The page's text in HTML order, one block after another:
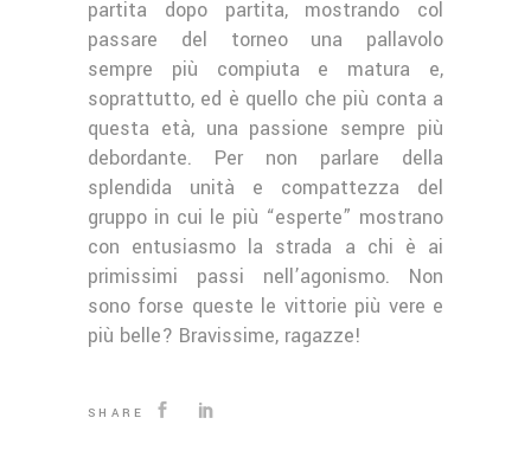
partita dopo partita, mostrando col
passare del torneo una pallavolo
sempre più compiuta e matura e,
soprattutto, ed è quello che più conta a
questa età, una passione sempre più
debordante. Per non parlare della
splendida unità e compattezza del
gruppo in cui le più “esperte” mostrano
con entusiasmo la strada a chi è ai
primissimi passi nell’agonismo. Non
sono forse queste le vittorie più vere e
più belle? Bravissime, ragazze!
SHARE